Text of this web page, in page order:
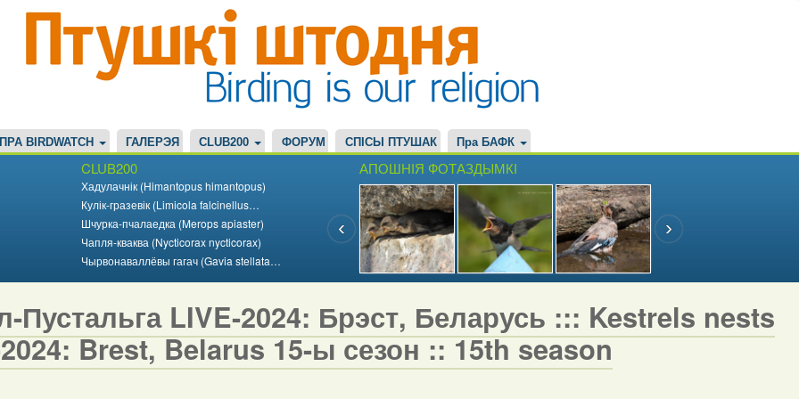
ПРА BIRDWATCH ГАЛЕРЭЯ CLUB200 ФОРУМ СПІСЫ ПТУШАК Пра БАФК
CLUB200
Хадулачнік (Himantopus himantopus)
Кулік-гразевік (Limicola falcinellus…
Шчурка-пчалаедка (Merops apiaster)
Чапля-кваква (Nycticorax nycticorax)
Чырвонаваллёвы гагач (Gavia stellata…
АПОШНІЯ ФОТАЗДЫМКІ
Пустальга LIVE-2024: Брэст, Беларусь ::: Kestrels nests
Brest, Belarus 15-ы сезон :: 15th season